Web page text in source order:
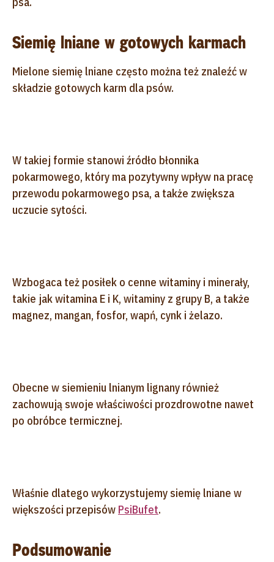
Siemię lniane w gotowych karmach
Mielone siemię lniane często można też znaleźć w
składzie gotowych karm dla psów.
W takiej formie stanowi źródło błonnika
pokarmowego, który ma pozytywny wpływ na pracę
przewodu pokarmowego psa, a także zwiększa
uczucie sytości.
Wzbogaca też posiłek o cenne witaminy i minerały,
takie jak witamina E i K, witaminy z grupy B, a także
magnez, mangan, fosfor, wapń, cynk i żelazo.
Obecne w siemieniu lnianym lignany również
zachowują swoje właściwości prozdrowotne nawet
po obróbce termicznej.
Właśnie dlatego wykorzystujemy siemię lniane w
większości przepisów PsiBufet.
Podsumowanie